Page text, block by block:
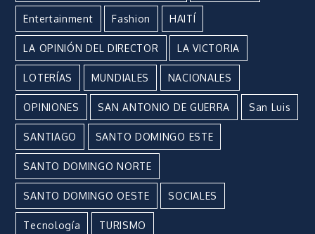
Entertainment Fashion HAITÍ
LA OPINIÓN DEL DIRECTOR LA VICTORIA
LOTERÍAS MUNDIALES NACIONALES
OPINIONES SAN ANTONIO DE GUERRA San Luis
SANTIAGO SANTO DOMINGO ESTE
SANTO DOMINGO NORTE
SANTO DOMINGO OESTE SOCIALES
Tecnología TURISMO